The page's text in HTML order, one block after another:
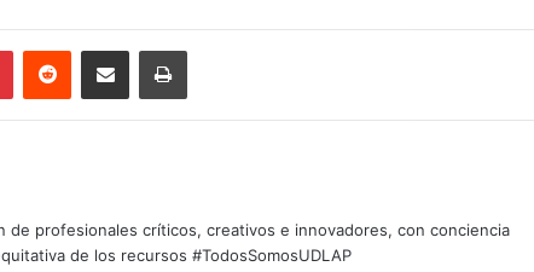
PinterestReddit Share via Email Print
de profesionales críticos, creativos e innovadores, con conciencia
de los recursos #TodosSomosUDLAP